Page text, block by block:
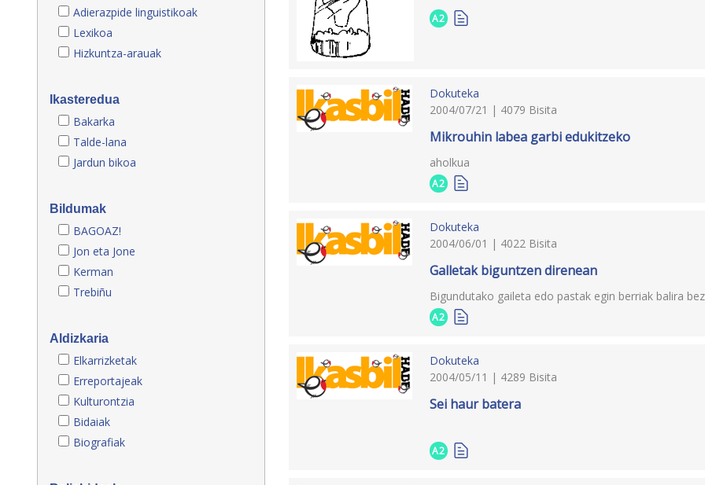
Adierazpide linguistikoak
Lexikoa
Hizkuntza-arauak
Ikasteredua
Bakarka
Talde-lana
Jardun bikoa
Bildumak
BAGOAZ!
Jon eta Jone
Kerman
Trebiñu
Aldizkaria
Elkarrizketak
Erreportajeak
Kulturontzia
Bidaiak
Biografiak
A2
Dokuteka
2004/07/21 | 4079 Bisita
Mikrouhin labea garbi edukitzeko
aholkua
A2
Dokuteka
2004/06/01 | 4022 Bisita
Galletak biguntzen direnean
Bigundutako gaileta edo pastak egin berriak balira
A2
Dokuteka
2004/05/11 | 4289 Bisita
Sei haur batera
A2